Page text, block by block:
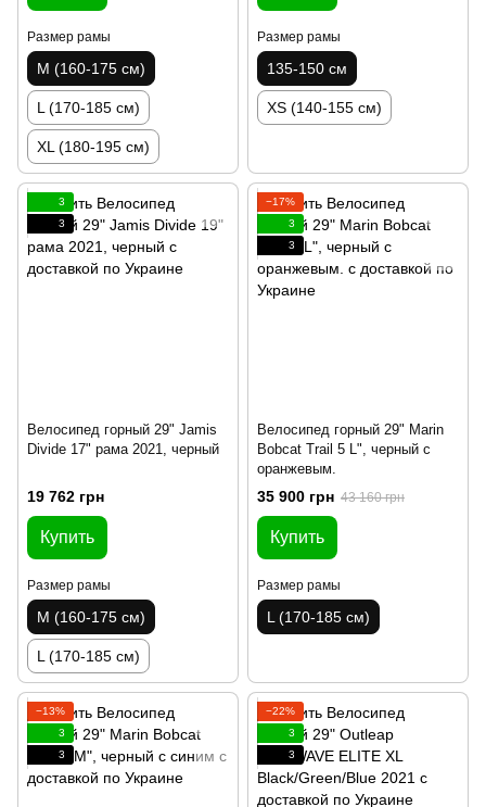
Размер рамы
M (160-175 см)
L (170-185 см)
XL (180-195 см)
Размер рамы
135-150 см
XS (140-155 см)
3
3
Велосипед горный 29" Jamis
Divide 17" рама 2021, черный
19 762 грн
Купить
Размер рамы
M (160-175 см)
L (170-185 см)
−17%
3
3
Велосипед горный 29" Marin
Bobcat Trail 5 L", черный с
оранжевым.
35 900 грн 43 160 грн
Купить
Размер рамы
L (170-185 см)
−13%
3
3
−22%
3
3